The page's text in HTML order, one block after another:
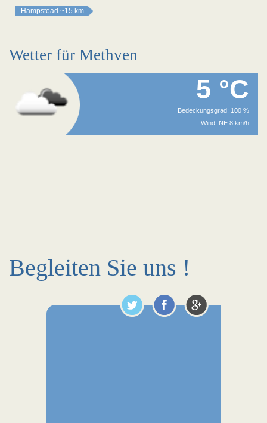
Hampstead ~15 km
Wetter für Methven
5 °C
Bedeckungsgrad: 100 %
Wind: NE 8 km/h
Begleiten Sie uns !